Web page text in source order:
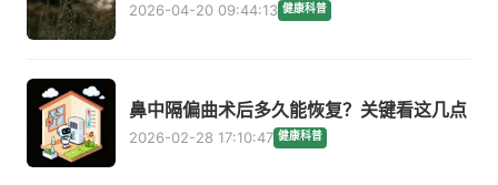
2026-04-20 09:44:13 健康科普
鼻中隔偏曲术后多久能恢复？关键看这几点
2026-02-28 17:10:47 健康科普